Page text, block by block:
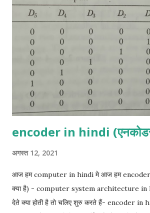
X और Y इनपुट को दर्शाते हैं और C और S CARRY
More details click her Full- Adder in
बाइनरी बिट्स को जोड़ने के लिए एक लॉजिक सर्किट
और CARRY हैं। निम्नलिखित सत्य तालिका में X, Y,
CARRY और SUM हैं। More details click
in hi...
encoder in hindi
अगस्त 12, 2021
आज हम computer in hindi मे आज हम encoder
क्या है) - computer system architecture in
देते क्या होती है तो चलिए शुरु करते हैं- encoder in